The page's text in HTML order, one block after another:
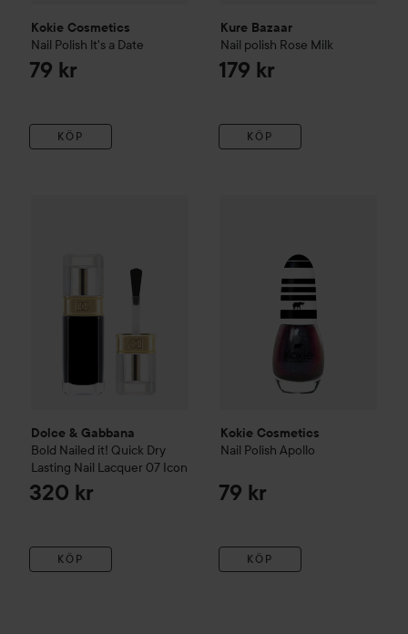
Kokie Cosmetics
Nail Polish lt's a Date
79 kr
KÖP
Kure Bazaar
Nail polish Rose Milk
179 kr
KÖP
Dolce & Gabbana
Bold Nailed it! Quick Dry
Lasting Nail Lacquer 07 Icon
320 kr
KÖP
Kokie Cosmetics
Nail Polish Apollo
79 kr
KÖP